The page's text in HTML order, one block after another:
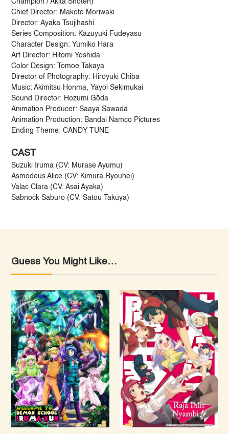
Chief Director: Makoto Moriwaki
Director: Ayaka Tsujihashi
Series Composition: Kazuyuki Fudeyasu
Character Design: Yumiko Hara
Art Director: Hitomi Yoshida
Color Design: Tomoe Takaya
Director of Photography: Hiroyuki Chiba
Music: Akimitsu Honma, Yayoi Sekimukai
Sound Director: Hozumi Gōda
Animation Producer: Saaya Sawada
Animation Production: Bandai Namco Pictures
Ending Theme: CANDY TUNE
CAST
Suzuki Iruma (CV: Murase Ayumu)
Asmodeus Alice (CV: Kimura Ryouhei)
Valac Clara (CV: Asai Ayaka)
Sabnock Saburo (CV: Satou Takuya)
Guess You Might Like…